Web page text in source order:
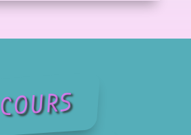
COURS